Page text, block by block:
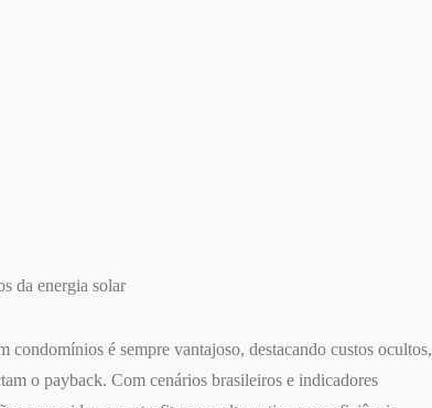
da energia solar
é sempre vantajoso, destacando custos ocultos,
o payback. Com cenários brasileiros e indicadores